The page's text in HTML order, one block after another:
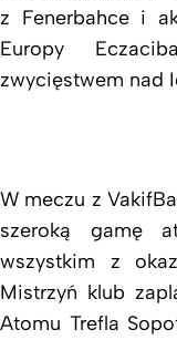
z Fenerbahce i
Europy
zwycięstwem nad
W meczu z
szeroką gamę
wszystkim z
Mistrzyń klub
Atomu Trefla